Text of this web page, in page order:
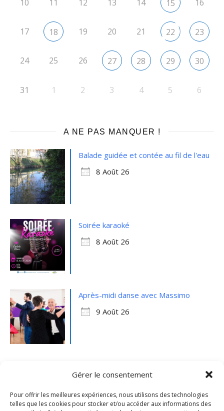
Gérer le consentement
Pour offrir les meilleures expériences, nous utilisons des technologies
telles que les cookies pour stocker et/ou accéder aux informations des
10 11 12 13 14 15 16
17 18 19 20 21 22 23
24 25 26 27 28 29 30
31 1 2 3 4 5 6
A NE PAS MANQUER !
Balade guidée et contée au fil de l'eau
8 Août 26
Soirée karaoké
8 Août 26
Après-midi danse avec Massimo
9 Août 26